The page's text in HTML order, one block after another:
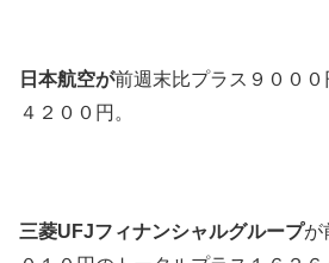
日本航空が前週末比プラス９００
４２００円。
三菱UFJフィナンシャルグループが